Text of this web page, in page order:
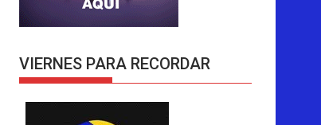
VIERNES PARA RECORDAR